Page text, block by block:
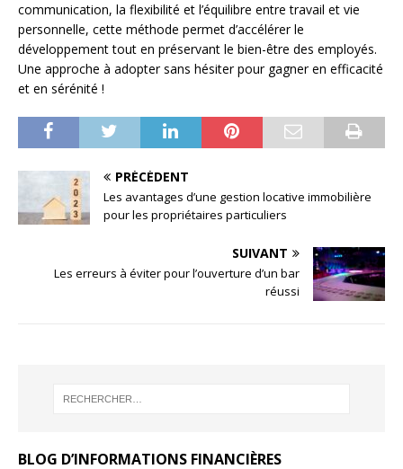
communication, la flexibilité et l’équilibre entre travail et vie
personnelle, cette méthode permet d’accélérer le
développement tout en préservant le bien-être des employés.
Une approche à adopter sans hésiter pour gagner en efficacité
et en sérénité !
PRÉCÉDENT
Les avantages d’une gestion locative immobilière
pour les propriétaires particuliers
SUIVANT
Les erreurs à éviter pour l’ouverture d’un bar
réussi
BLOG D’INFORMATIONS FINANCIÈRES